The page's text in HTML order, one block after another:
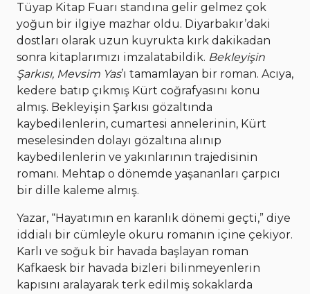
Tüyap Kitap Fuarı standına gelir gelmez çok
yoğun bir ilgiye mazhar oldu. Diyarbakır’daki
dostları olarak uzun kuyrukta kırk dakikadan
sonra kitaplarımızı imzalatabildik. Bekleyişin
Şarkısı, Mevsim Yas’ı tamamlayan bir roman. Acıya,
kedere batıp çıkmış Kürt coğrafyasını konu
almış. Bekleyişin Şarkısı gözaltında
kaybedilenlerin, cumartesi annelerinin, Kürt
meselesinden dolayı gözaltına alınıp
kaybedilenlerin ve yakınlarının trajedisinin
romanı. Mehtap o dönemde yaşananları çarpıcı
bir dille kaleme almış.
Yazar, “Hayatımın en karanlık dönemi geçti,” diye
iddialı bir cümleyle okuru romanın içine çekiyor.
Karlı ve soğuk bir havada başlayan roman
Kafkaesk bir havada bizleri bilinmeyenlerin
kapısını aralayarak terk edilmiş sokaklarda